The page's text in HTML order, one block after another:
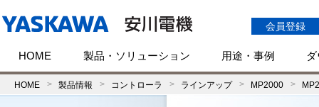
会員登録
HOME 製品・ソリューション 用途・事例
HOME 製品情報 コントローラ ラインアップ MP2000